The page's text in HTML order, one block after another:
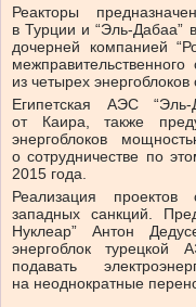
Реакторы
в Турции и “Эль-Дабаа”
дочерней компанией
из четырех
Египетская АЭС
от Каира, также
энергоблоков
о сотрудничестве по
2015 года.
Реализация проектов
западных санкций.
Нуклеар” Антон
энергоблок
подавать
на неоднократные